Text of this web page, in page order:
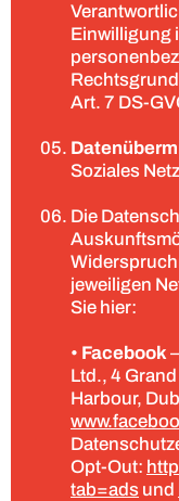
Einwilligung
Art. 7 DS-
Soziales
Die
jeweiligen
Sie hier:
• Facebook
Ltd., 4
Harbour,
Opt-Out:
tab=ads und